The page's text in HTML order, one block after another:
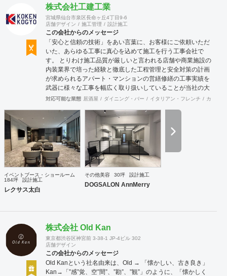
株式会社工建工業
宮城県仙台市泉区長命ヶ丘4丁目9-6
店舗デザイン
施工管理 設計施工
この会社からのメッセージ
「安心と信頼の技術」をあい言葉に、お客様にご依頼いただ
いた、あらゆる工事に真心を込めて施工を行う工事会社で
す。 とりわけ施工品質が厳しいと言われる店舗や商業施設の
内装業界で培った経験と徹底した工程管理と安全対策の計画
が求められるアパート・マンションの営繕修繕の工事実績を
武器に様々な工事を幅広く取り扱いしていることが当社の大
きな特徴です。
対応可能な業態 居酒屋 ダイニング・バー イタリアン・フレンチ カフェ
イベントブース・ショールーム
184坪
設計施工
レクサス太白
その他美容 30坪 設計施工
DOGSALON AnnMerry
株式会社 Old Kan
東京都渋谷区神宮前 3-38-1 JP-4ビル 302
店舗デザイン
この会社からのメッセージ
Old Kanという社名由来は、Old → 「懐かしい、古き良き」
Kan→「”感”覚、空”間”、”勘”、”観”」のように、「懐かしく